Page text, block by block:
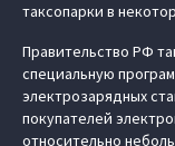
таксопарки в
Правительство РФ
специальную
электрозарядных
покупателей
относительно